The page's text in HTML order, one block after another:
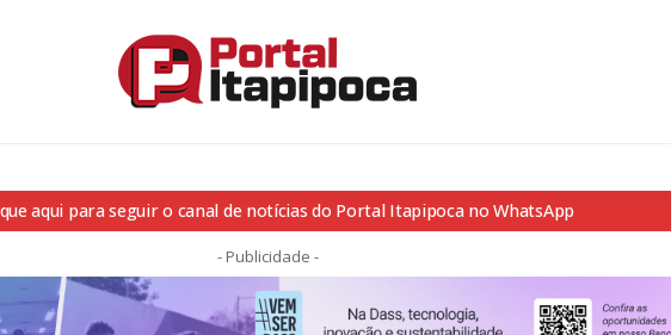
aqui para seguir o canal de notícias do Portal Itapipoca no WhatsApp
- Publicidade -